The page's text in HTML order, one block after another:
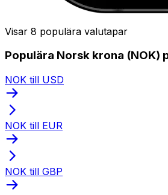
Visar 8 populära valutapar
Populära Norsk krona (NOK)
NOK till USD
NOK till EUR
NOK till GBP